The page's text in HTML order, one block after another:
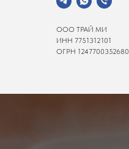
ООО ТРАЙ МИ
ИНН 7751312101
ОГРН 1247700352680